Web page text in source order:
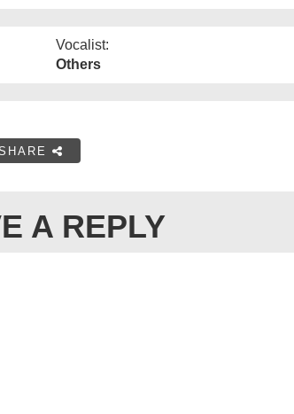
Vocalist:
Others
A REPLY